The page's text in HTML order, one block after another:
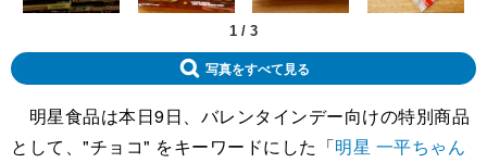
1 / 3
写真をすべて見る
明星食品は本日9日、バレンタインデー向けの特別商品
として、"チョコ" をキーワードにした「明星 一平ちゃん